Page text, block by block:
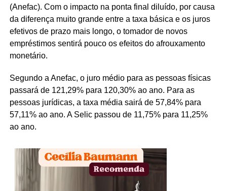
(Anefac). Com o impacto na ponta final diluído, por causa
da diferença muito grande entre a taxa básica e os juros
efetivos de prazo mais longo, o tomador de novos
empréstimos sentirá pouco os efeitos do afrouxamento
monetário.
Segundo a Anefac, o juro médio para as pessoas físicas
passará de 121,29% para 120,30% ao ano. Para as
pessoas jurídicas, a taxa média sairá de 57,84% para
57,11% ao ano. A Selic passou de 11,75% para 11,25%
ao ano.